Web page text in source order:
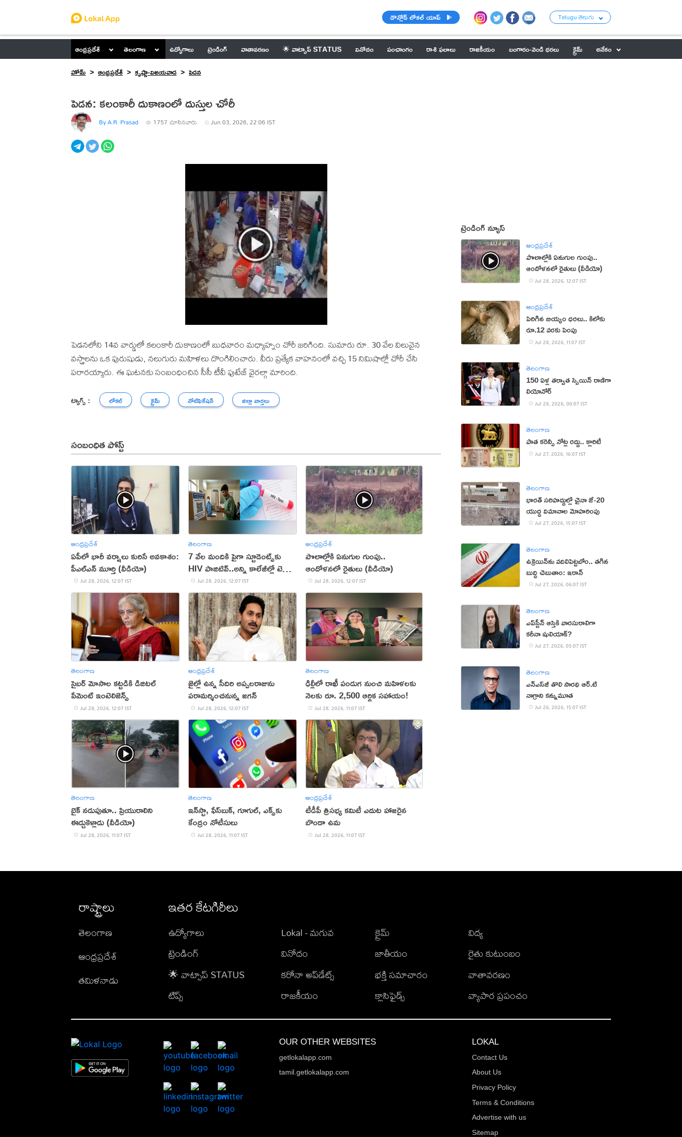
డౌన్లోడ్ లోకల్ యాప్ Telugu తెలుగు
ఆంధ్రప్రదేశ్ తెలంగాణ ఉద్యోగాలు ట్రెండింగ్ వాతావరణం 🌟 వాట్సాప్ STATUS వినోదం పంచాంగం రాశి ఫలాలు రాజకీయం బంగారం-వెండి ధరలు క్రైమ్
అనేకం
హోమ్
ఆంధ్రప్రదేశ్ కృష్ణా-విజయవాడ పెడన
పెడన: కలంకారీ దుకాణంలో దుస్తుల చోరీ
By A.R. Prasad 1757 చూసినవారు Jun 03, 2026, 22:06 IST
పెడనలోని 14వ వార్డులో కలంకారీ దుకాణంలో బుధవారం మధ్యాహ్నం చోరీ జరిగింది. సుమారు రూ. 30 వేల విలువైన
వస్త్రాలను ఒక పురుషుడు, నలుగురు మహిళలు దొంగిలించారు. వీరు ప్రత్యేక వాహనంలో వచ్చి 15 నిమిషాల్లో చోరీ చేసి
పరారయ్యారు. ఈ ఘటనకు సంబంధించిన సీసీ టీవీ ఫుటేజ్ వైరల్గా మారింది.
ట్యాగ్స్ : లోకల్ క్రైమ్ నోటిఫికేషన్ జిల్లా వార్తలు
సంబంధిత పోస్ట్
ఆంధ్రప్రదేశ్
ఏపీలో భారీ వర్షాలు కురిసే అవకాశం:
పీఎల్‌ఎన్ మూర్తి (వీడియో)
Jul 28, 2026, 12:07 IST
తెలంగాణ
7 వేల మందికి పైగా స్టూడెంట్స్‌కు
HIV పాజిటివ్..అన్ని కాలేజీల్లో టెస్టులు
తప్పనిసరి!
Jul 28, 2026, 12:07 IST
ఆంధ్రప్రదేశ్
పొలాల్లోకి ఏనుగుల గుంపు..
ఆందోళనలో రైతులు (వీడియో)
Jul 28, 2026, 12:07 IST
తెలంగాణ
సైబర్‌ మోసాల కట్టడికి డిజిటల్‌
పేమెంట్‌ ఇంటెలిజెన్స్‌
Jul 28, 2026, 12:07 IST
ఆంధ్రప్రదేశ్
జైల్లో ఉన్న సీదిరి అప్పలరాజును
పరామర్శించనున్న జగన్
Jul 28, 2026, 12:07 IST
తెలంగాణ
ఢిల్లీలో రాఖీ పండుగ నుంచి మహిళలకు
నెలకు రూ. 2,500 ఆర్థిక సహాయం!
Jul 28, 2026, 11:07 IST
తెలంగాణ
బైక్ నడుపుతూ.. ప్రియురాలిని
ఈడ్చుకెళ్లాడు (వీడియో)
Jul 28, 2026, 11:07 IST
తెలంగాణ
ఇన్‌స్టా, ఫేస్‌బుక్‌, గూగుల్‌, ఎక్స్‌కు
కేంద్రం నోటీసులు
Jul 28, 2026, 11:07 IST
ఆంధ్రప్రదేశ్
టీడీపీ త్రిసభ్య కమిటీ ఎదుట హాజరైన
బొండా ఉమ
Jul 28, 2026, 11:07 IST
ట్రెండింగ్ న్యూస్
ఆంధ్రప్రదేశ్
పొలాల్లోకి ఏనుగుల గుంపు..
ఆందోళనలో రైతులు (వీడియో)
Jul 28, 2026, 12:07 IST
ఆంధ్రప్రదేశ్
పెరిగిన బియ్యం ధరలు.. కిలోకు
రూ.12 వరకు పెంపు
Jul 28, 2026, 11:07 IST
తెలంగాణ
150 ఏళ్ల తర్వాత స్పెయిన్ రాణిగా
లియోనోర్‌
Jul 28, 2026, 00:07 IST
తెలంగాణ
పాత కరెన్సీ నోట్ల రద్దు.. క్లారిటీ
Jul 27, 2026, 16:07 IST
తెలంగాణ
భారత్ సరిహద్దుల్లో చైనా జే-20
యుద్ధ విమానాల మోహరింపు
Jul 27, 2026, 15:07 IST
తెలంగాణ
ఉక్రెయిన్‌ను వదిలిపెట్టబోం.. తగిన
బుద్ధి చెబుతాం: ఇరాన్‌
Jul 27, 2026, 06:07 IST
తెలంగాణ
ఎప్‌స్టీన్‌ ఆస్తికి వారసురాలిగా
కరీనా షులియాక్‌?
Jul 27, 2026, 05:07 IST
తెలంగాణ
ఎన్‌ఎస్‌జీ తొలి సారథి ఆర్‌.టి
నాగ్రాని కన్నుమూత
Jul 26, 2026, 15:07 IST
రాష్ట్రాలు
తెలంగాణ
ఆంధ్రప్రదేశ్
తమిళనాడు
ఇతర కేటగిరీలు
ఉద్యోగాలు
ట్రెండింగ్
🌟 వాట్సాప్ STATUS
టిప్స్
Lokal - మగువ
వినోదం
కరోనా అప్‌డేట్స్
రాజకీయం
క్రైమ్
జాతీయం
భక్తి సమాచారం
క్లాసిఫైడ్స్
విద్య
రైతు కుటుంబం
వాతావరణం
వ్యాపార ప్రపంచం
OUR OTHER WEBSITES
getlokalapp.com
tamil.getlokalapp.com
LOKAL
Contact Us
About Us
Privacy Policy
Terms & Conditions
Advertise with us
Sitemap